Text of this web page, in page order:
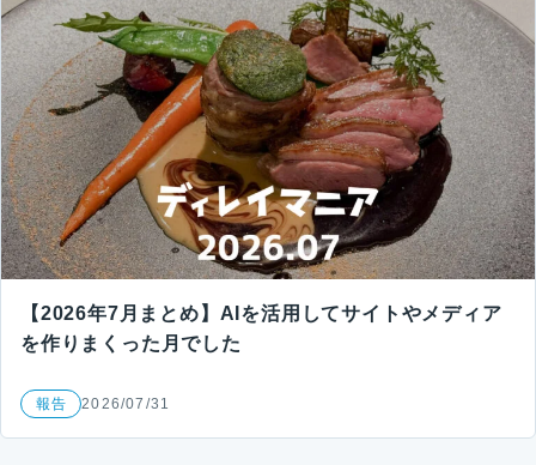
【2026年7月まとめ】AIを活用してサイトやメディア
を作りまくった月でした
報告 2026/07/31